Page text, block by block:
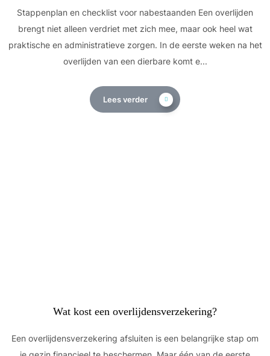
Stappenplan en checklist voor nabestaanden Een overlijden
brengt niet alleen verdriet met zich mee, maar ook heel wat
praktische en administratieve zorgen. In de eerste weken na het
overlijden van een dierbare komt e...
Lees verder
Wat kost een overlijdensverzekering?
Een overlijdensverzekering afsluiten is een belangrijke stap om